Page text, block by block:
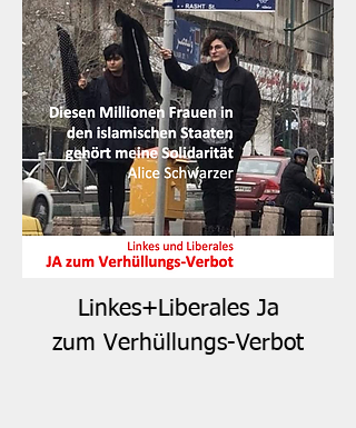
Linkes+Liberales Ja
zum Verhüllungs-Verbot